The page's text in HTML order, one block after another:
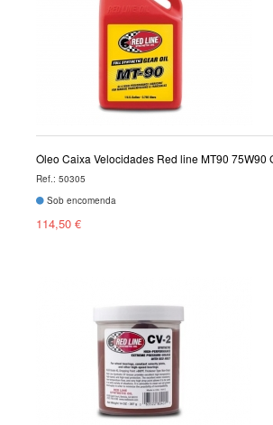
Óleo Caixa Velocidades Red line MT90 75W90
Ref.: 50305
Sob encomenda
114,50 €